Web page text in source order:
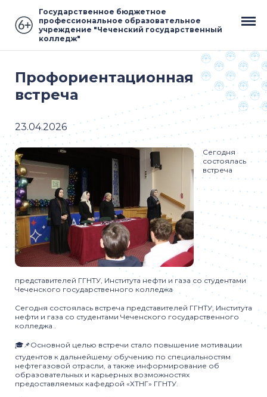
Государственное бюджетное
профессиональное образовательное
учреждение "Чеченский государственный
колледж"
Профориентационная
встреча
23.04.2026
Сегодня
состоялась
встреча
представителей ГГНТУ, Института нефти и газа со студентами
Чеченского государственного колледжа
Сегодня состоялась встреча представителей ГГНТУ, Института
нефти и газа со студентами Чеченского государственного
колледжа .
🎓📌Основной целью встречи стало повышение мотивации
студентов к дальнейшему обучению по специальностям
нефтегазовой отрасли, а также информирование об
образовательных и карьерных возможностях
предоставляемых кафедрой «ХТНГ» ГГНТУ.